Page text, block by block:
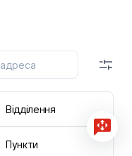
Відділення
Пункти